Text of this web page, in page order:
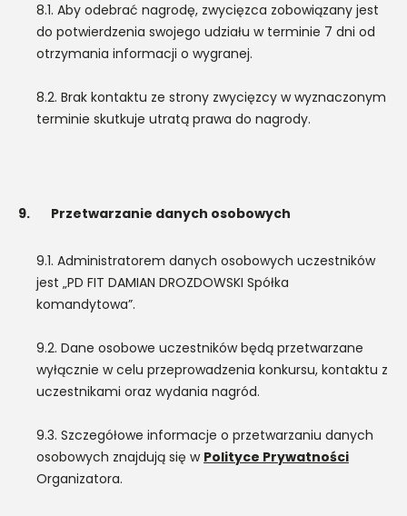
8.1. Aby odebrać nagrodę, zwycięzca zobowiązany jest
do potwierdzenia swojego udziału w terminie 7 dni od
otrzymania informacji o wygranej.
8.2. Brak kontaktu ze strony zwycięzcy w wyznaczonym
terminie skutkuje utratą prawa do nagrody.
9. Przetwarzanie danych osobowych
9.1. Administratorem danych osobowych uczestników
jest „PD FIT DAMIAN DROZDOWSKI Spółka
komandytowa”.
9.2. Dane osobowe uczestników będą przetwarzane
wyłącznie w celu przeprowadzenia konkursu, kontaktu z
uczestnikami oraz wydania nagród.
9.3. Szczegółowe informacje o przetwarzaniu danych
osobowych znajdują się w Polityce Prywatności
Organizatora.